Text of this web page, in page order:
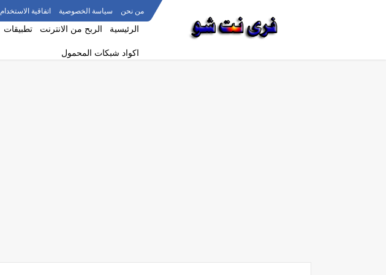
من نحن سياسة الخصوصية اتفاقية الاستخدام
الرئيسية الربح من الانترنت تطبيقات
اكواد شبكات المحمول